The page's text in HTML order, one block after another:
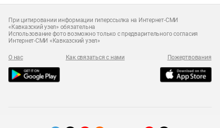
При цитировании информации гиперссылка на Интернет-СМИ
«Кавказский узел» обязательна
Использование фото возможно только с предварительного согласия
Интернет-СМИ «Кавказский узел»
О нас Как связаться с нами Пожертвования